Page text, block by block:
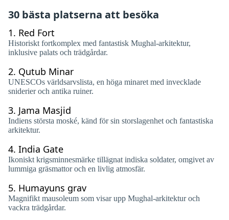
30 bästa platserna att besöka
1. Red Fort
Historiskt fortkomplex med fantastisk Mughal-arkitektur,
inklusive palats och trädgårdar.
2. Qutub Minar
UNESCOs världsarvslista, en höga minaret med invecklade
sniderier och antika ruiner.
3. Jama Masjid
Indiens största moské, känd för sin storslagenhet och fantastiska
arkitektur.
4. India Gate
Ikoniskt krigsminnesmärke tillägnat indiska soldater, omgivet av
lummiga gräsmattor och en livlig atmosfär.
5. Humayuns grav
Magnifikt mausoleum som visar upp Mughal-arkitektur och
vackra trädgårdar.